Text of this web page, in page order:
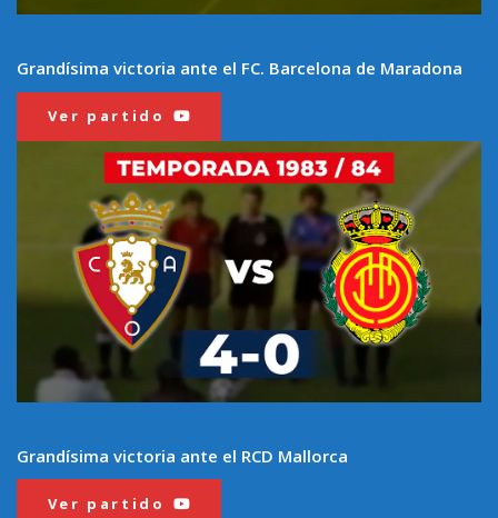
Grandísima victoria ante el FC. Barcelona de Maradona
Ver partido
Grandísima victoria ante el RCD Mallorca
Ver partido